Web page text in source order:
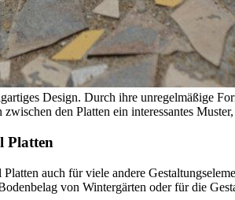
Design. Durch ihre unregelmäßige
den Platten ein interessantes
Platten
auch für viele andere
von Wintergärten oder für die